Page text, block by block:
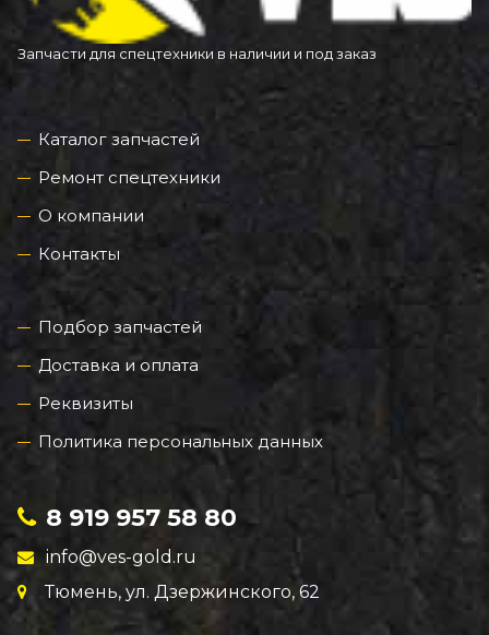
Запчасти для спецтехники в наличии и под заказ
Каталог запчастей
Ремонт спецтехники
О компании
Контакты
Подбор запчастей
Доставка и оплата
Реквизиты
Политика персональных данных
8 919 957 58 80
info@ves-gold.ru
Тюмень, ул. ​Дзержинского, 62